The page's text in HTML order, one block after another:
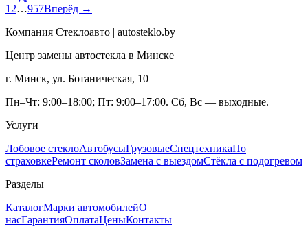
1 2…957Вперёд →
Компания Стеклоавто | autosteklo.by
Центр замены автостекла в Минске
г. Минск, ул. Ботаническая, 10
Пн–Чт: 9:00–18:00; Пт: 9:00–17:00. Сб, Вс — выходные.
Услуги
Лобовое стеклоАвтобусыГрузовыеСпецтехникаПо
страховкеРемонт сколовЗамена с выездомСтёкла с подогревом
Разделы
КаталогМарки автомобилейО
насГарантияОплатаЦеныКонтакты